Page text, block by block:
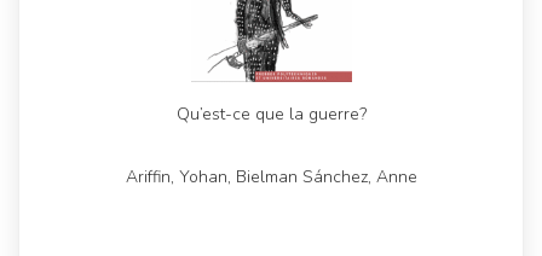
Qu’est-ce que la guerre?
Ariffin, Yohan, Bielman Sánchez, Anne